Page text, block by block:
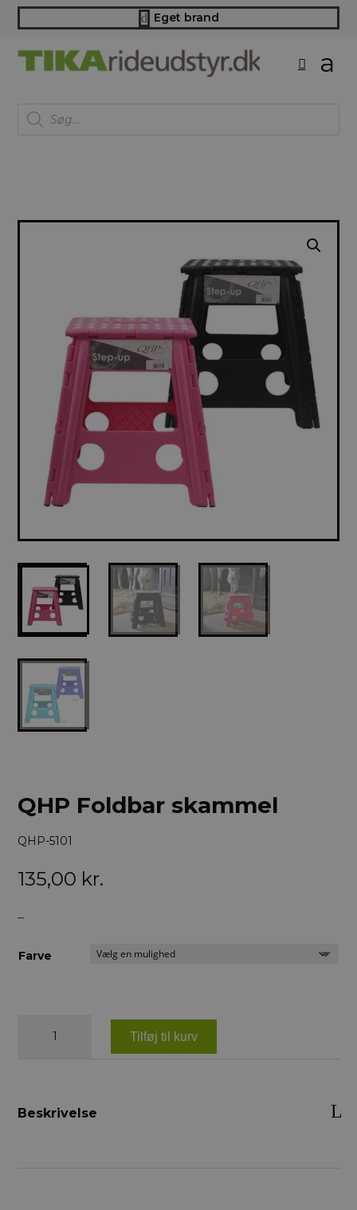
d Eget brand
Products
search
QHP Foldbar skammel
QHP-5101
135,00 kr.
–
Farve
Foldbar
Tilføj til kurv
Beskrivelse